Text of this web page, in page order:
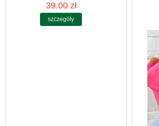
Bluzy damskie Roz L-
3XL. 1 kolor. Paczka